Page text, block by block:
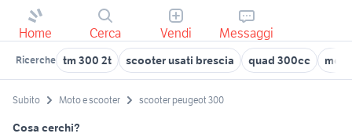
Home Cerca Vendi Messaggi
Ricerche tm 300 2t scooter usati brescia quad 300cc
Subito Moto e scooter scooter peugeot 300
Cosa cerchi?